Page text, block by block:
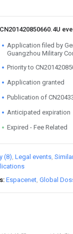
Application filed by
Guangzhou Military
Priority to
Application granted
Publication of
Anticipated expiration
Expired - Fee Related
(8) Legal events
Espacenet Global